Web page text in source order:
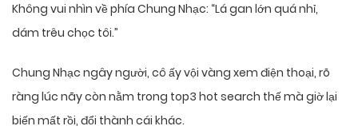
Không vui nhìn về phía Chung Nhạc: “Lá gan lớn quá nhỉ,
dám trêu chọc tôi.”
Chung Nhạc ngây người, cô ấy vội vàng xem điện thoại, rõ
ràng lúc nãy còn nằm trong top3 hot search thế mà giờ lại
biến mất rồi, đổi thành cái khác.